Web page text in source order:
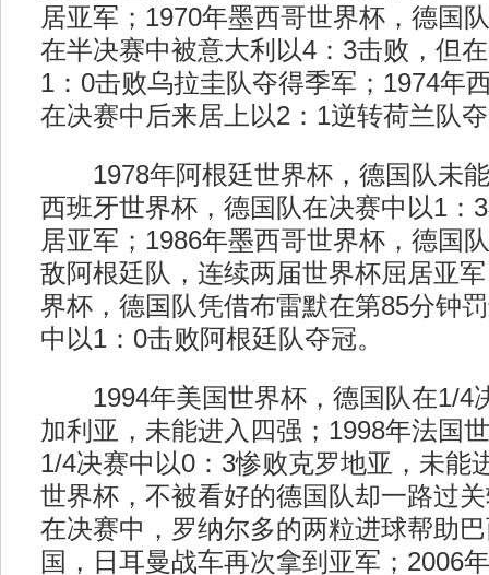
居亚军；1970年墨西哥世界杯，德国
在半决赛中被意大利以4：3击败，但
1：0击败乌拉圭队夺得季军；1974年
在决赛中后来居上以2：1逆转荷兰队
1978年阿根廷世界杯，德国队未能
西班牙世界杯，德国队在决赛中以1：
居亚军；1986年墨西哥世界杯，德国
敌阿根廷队，连续两届世界杯屈居亚
界杯，德国队凭借布雷默在第85分钟
中以1：0击败阿根廷队夺冠。
1994年美国世界杯，德国队在1/4
加利亚，未能进入四强；1998年法国
1/4决赛中以0：3惨败克罗地亚，未能
世界杯，不被看好的德国队却一路过
在决赛中，罗纳尔多的两粒进球帮助
国，日耳曼战车再次拿到亚军；2006